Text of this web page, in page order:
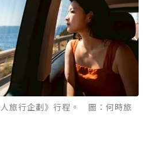
旅行企劃》行程。 圖：何時旅